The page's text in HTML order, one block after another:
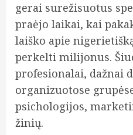
gerai surežisuotus
praėjo laikai, kai
laiško apie
perkelti milijonus.
profesionalai, dažnai
organizuotose
psichologijos,
žinių.